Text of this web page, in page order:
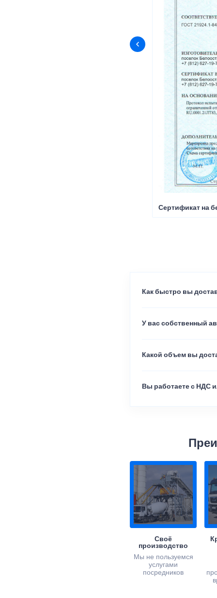
Сертификат на
Как быстро вы
У вас собственный
Какой объем вы
Вы работаете с НДС
Своё
производство
Мы не пользуемся
услугами
посредников